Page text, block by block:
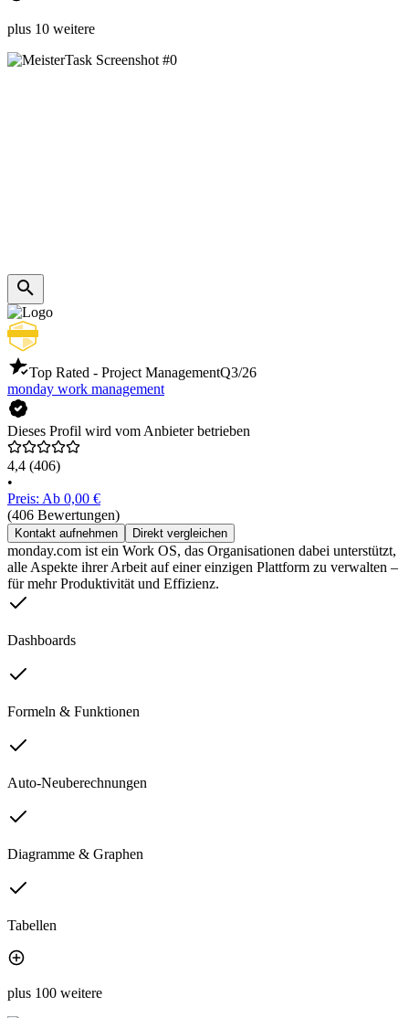
plus 10 weitere
Top Rated - Project ManagementQ3/26
monday work management
Dieses Profil wird vom Anbieter betrieben
4,4 (406)
•
Preis: Ab 0,00 €
(406 Bewertungen)
Kontakt aufnehmen Direkt vergleichen
monday.com ist ein Work OS, das Organisationen dabei unterstützt,
alle Aspekte ihrer Arbeit auf einer einzigen Plattform zu verwalten –
für mehr Produktivität und Effizienz.
Dashboards
Formeln & Funktionen
Auto-Neuberechnungen
Diagramme & Graphen
Tabellen
plus 100 weitere